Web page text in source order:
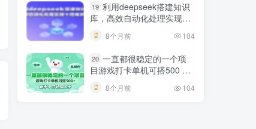
24小时广告全自动挂机 单机单日500 可矩阵式放大 无需人工看守 新手小白轻松玩转
19 利用deepseek搭建知识
库，高效自动化处理实现十
倍成长！
8个月前 104
20 一直都很稳定的一个项
目游戏打卡单机可搭500 ，
新手小白轻松上手
8个月前 104